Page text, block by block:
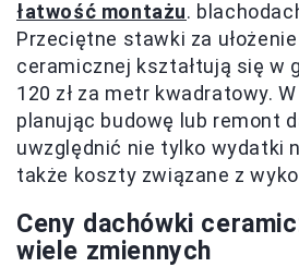
łatwość montażu.
Przeciętne stawki za
ceramicznej kształtują się w
120 zł za metr kwadratowy.
planując budowę lub remont
uwzględnić nie tylko wydatki
także koszty związane z
Ceny dachówki
wiele zmiennych